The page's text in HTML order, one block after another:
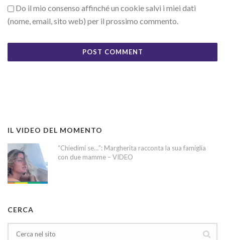
Do il mio consenso affinché un cookie salvi i miei dati
(nome, email, sito web) per il prossimo commento.
IL VIDEO DEL MOMENTO
“Chiedimi se…”: Margherita racconta la sua famiglia
con due mamme – VIDEO
CERCA